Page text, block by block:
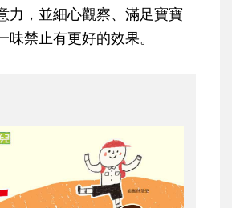
力，並細心觀察、滿足寶寶
味禁止有更好的效果。